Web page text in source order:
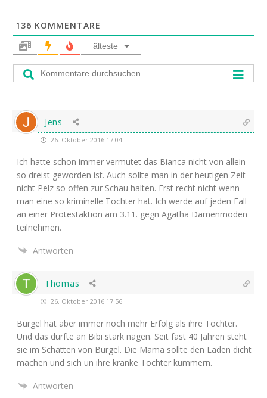
136 KOMMENTARE
älteste
Jens
26. Oktober 2016 17:04
Ich hat­te schon immer ver­mu­tet das Bian­ca nicht von allein
so dreist gewor­den ist. Auch soll­te man in der heu­ti­gen Zeit
nicht Pelz so offen zur Schau hal­ten. Erst recht nicht wenn
man eine so kri­mi­nel­le Toch­ter hat. Ich wer­de auf jeden Fall
an einer Pro­test­ak­ti­on am 3.11. gegn Aga­tha Damen­mo­den
teilnehmen.
Antworten
Thomas
26. Oktober 2016 17:56
Bur­gel hat aber immer noch mehr Erfolg als ihre Toch­ter.
Und das dürf­te an Bibi stark nagen. Seit fast 40 Jah­ren steht
sie im Schat­ten von Bur­gel. Die Mama soll­te den Laden dicht
machen und sich un ihre kran­ke Toch­ter kümmern.
Antworten